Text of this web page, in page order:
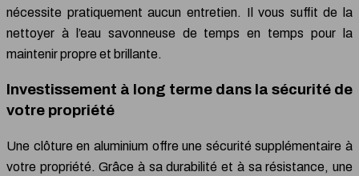
nécessite pratiquement aucun entretien. Il vous suffit de la
nettoyer à l’eau savonneuse de temps en temps pour la
maintenir propre et brillante.
Investissement à long terme dans la sécurité de
votre propriété
Une clôture en aluminium offre une sécurité supplémentaire à
votre propriété. Grâce à sa durabilité et à sa résistance, une